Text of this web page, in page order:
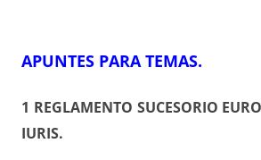
APUNTES PARA TEMAS.
1 REGLAMENTO SUCESORIO
IURIS.